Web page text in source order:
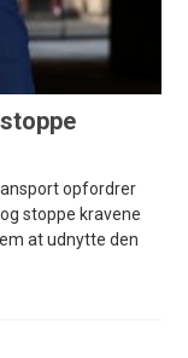
opfordrer
stoppe kravene
at udnytte den